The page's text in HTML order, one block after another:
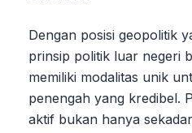
Dengan posisi geopolitik
prinsip politik luar negeri
memiliki modalitas unik
penengah yang kredibel.
aktif bukan hanya